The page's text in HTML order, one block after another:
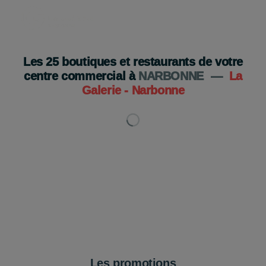
Les25boutiques et restaurants de votre
centre commercial à NARBONNE —
La
Galerie - Narbonne
Les promotions